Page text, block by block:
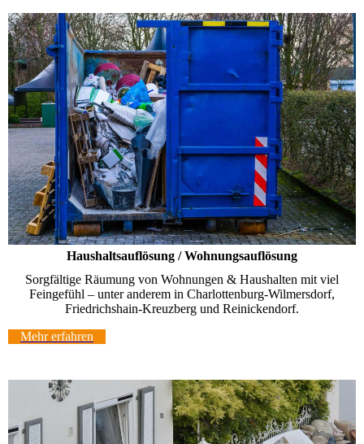
Haushaltsauflösung / Wohnungsauflösung
Sorgfältige Räumung von Wohnungen & Haushalten mit viel
Feingefühl – unter anderem in Charlottenburg-Wilmersdorf,
Friedrichshain-Kreuzberg und Reinickendorf.
Mehr erfahren